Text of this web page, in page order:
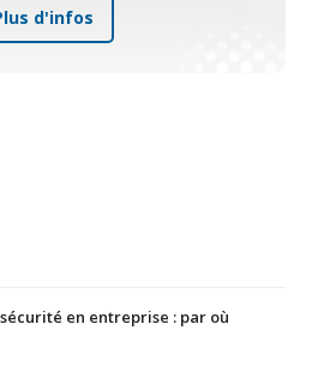
d'infos
en entreprise : par où